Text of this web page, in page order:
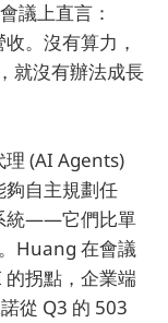
議上直言：
。沒有算力，
就沒有辦法成長
理 (AI Agents)
夠自主規劃任
統——它們比單
Huang 在會議
拐點，企業端
從 Q3 的 503